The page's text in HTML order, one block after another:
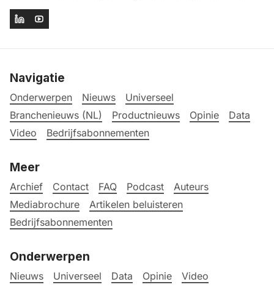
Navigatie
Onderwerpen Nieuws
Universeel
Branchenieuws (NL)
Productnieuws Opinie
Data
Video
Bedrijfsabonnementen
Meer
Archief Contact FAQ Podcast
Auteurs
Mediabrochure
Artikelen beluisteren
Bedrijfsabonnementen
Onderwerpen
Nieuws Universeel Data Opinie
Video